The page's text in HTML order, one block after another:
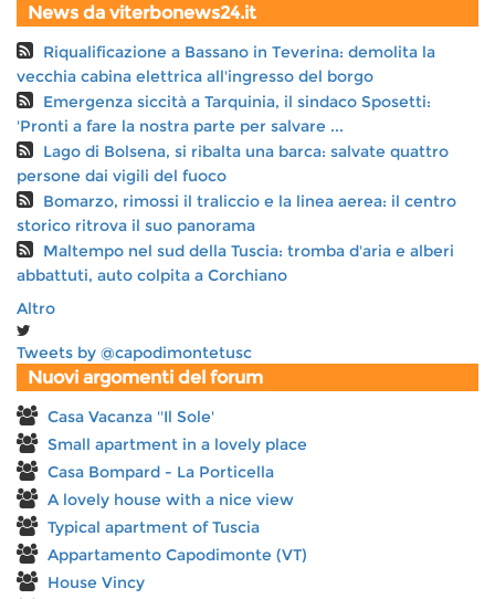
News da viterbonews24.it
Riqualificazione a Bassano in Teverina: demolita la
vecchia cabina elettrica all'ingresso del borgo
Emergenza siccità a Tarquinia, il sindaco Sposetti:
'Pronti a fare la nostra parte per salvare ...
Lago di Bolsena, si ribalta una barca: salvate quattro
persone dai vigili del fuoco
Bomarzo, rimossi il traliccio e la linea aerea: il centro
storico ritrova il suo panorama
Maltempo nel sud della Tuscia: tromba d'aria e alberi
abbattuti, auto colpita a Corchiano
Altro
Tweets by @capodimontetusc
Nuovi argomenti del forum
Casa Vacanza ''Il Sole'
Small apartment in a lovely place
Casa Bompard - La Porticella
A lovely house with a nice view
Typical apartment of Tuscia
Appartamento Capodimonte (VT)
House Vincy